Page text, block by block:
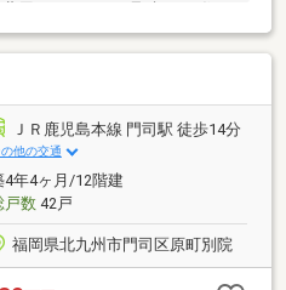
ご自宅の売却が並行して行えま
無料です♪【ライフスタイルに
日祝/18時以降/1件～複数件の
宅等への送迎も可能です！・当
できます♪
ＪＲ鹿児島本線 門司駅 徒歩14分
の他の交通
4年4ヶ月/12階建
戸数42戸
福岡県北九州市門司区原町別院